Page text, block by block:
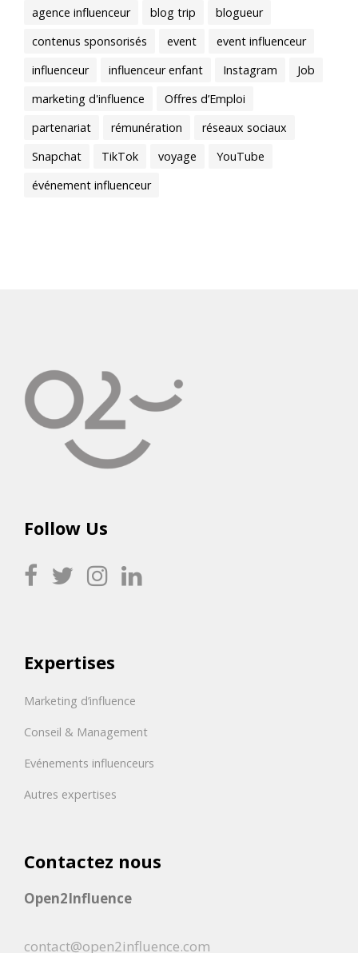
agence influenceur blog trip
blogueur
contenus sponsorisés
event
event influenceur
influenceur
influenceur enfant Instagram
Job
marketing d'influence
Offres d’Emploi
partenariat
rémunération
réseaux sociaux
Snapchat
TikTok voyage
YouTube
événement influenceur
Follow Us
Expertises
Marketing d’influence
Conseil & Management
Evénements influenceurs
Autres expertises
Contactez nous
Open2Influence
contact@open2influence.com